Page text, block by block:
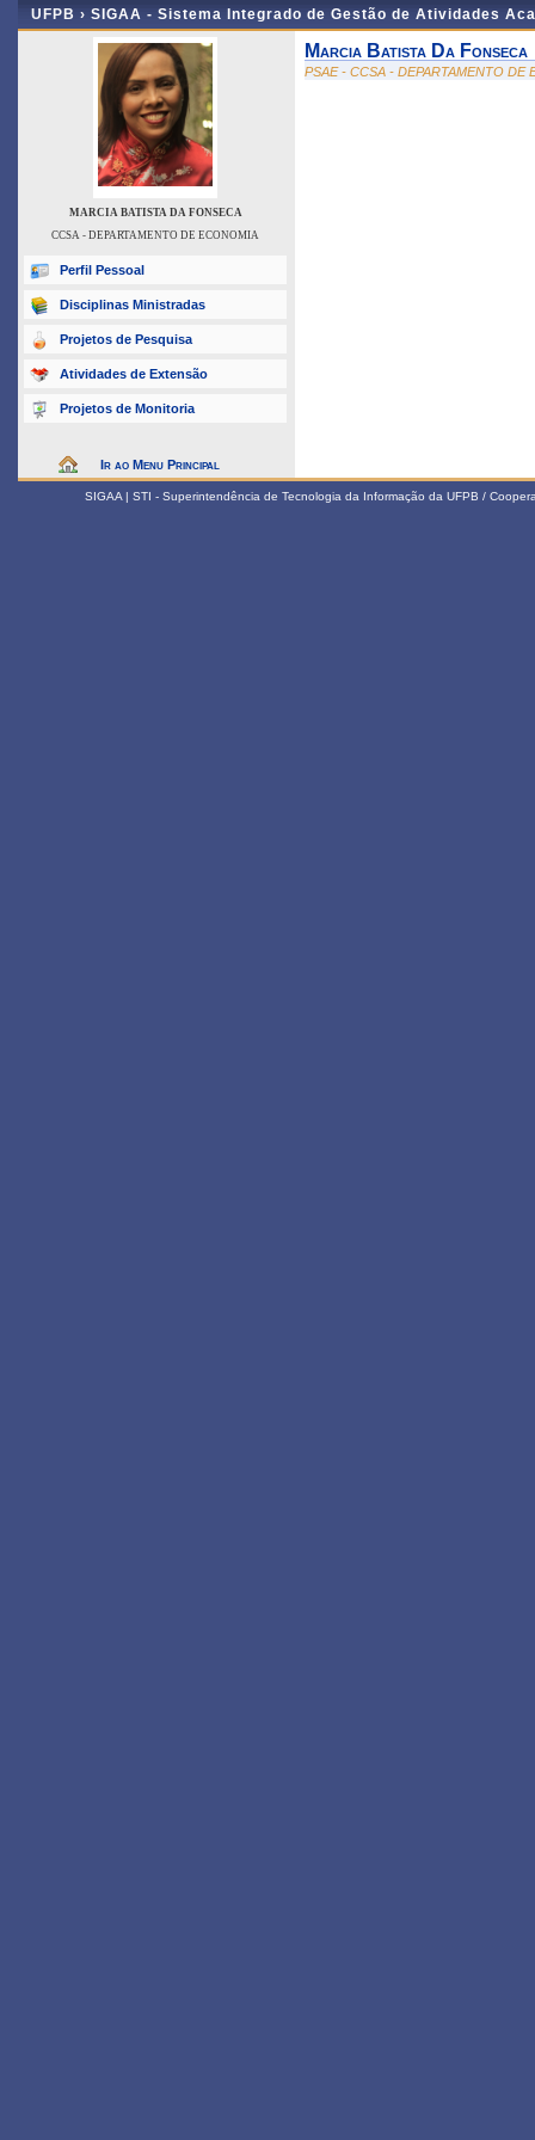
UFPB › SIGAA - Sistema Integrado de Gestão de Atividades
MARCIA BATISTA DA FONSECA
CCSA - DEPARTAMENTO DE ECONOMIA
Perfil Pessoal
Disciplinas Ministradas
Projetos de Pesquisa
Atividades de Extensão
Projetos de Monitoria
Ir ao Menu Principal
Marcia Batista Da Fonseca
PSAE - CCSA - DEPARTAMENTO DE
SIGAA | STI - Superintendência de Tecnologia da Informação da UFPB /